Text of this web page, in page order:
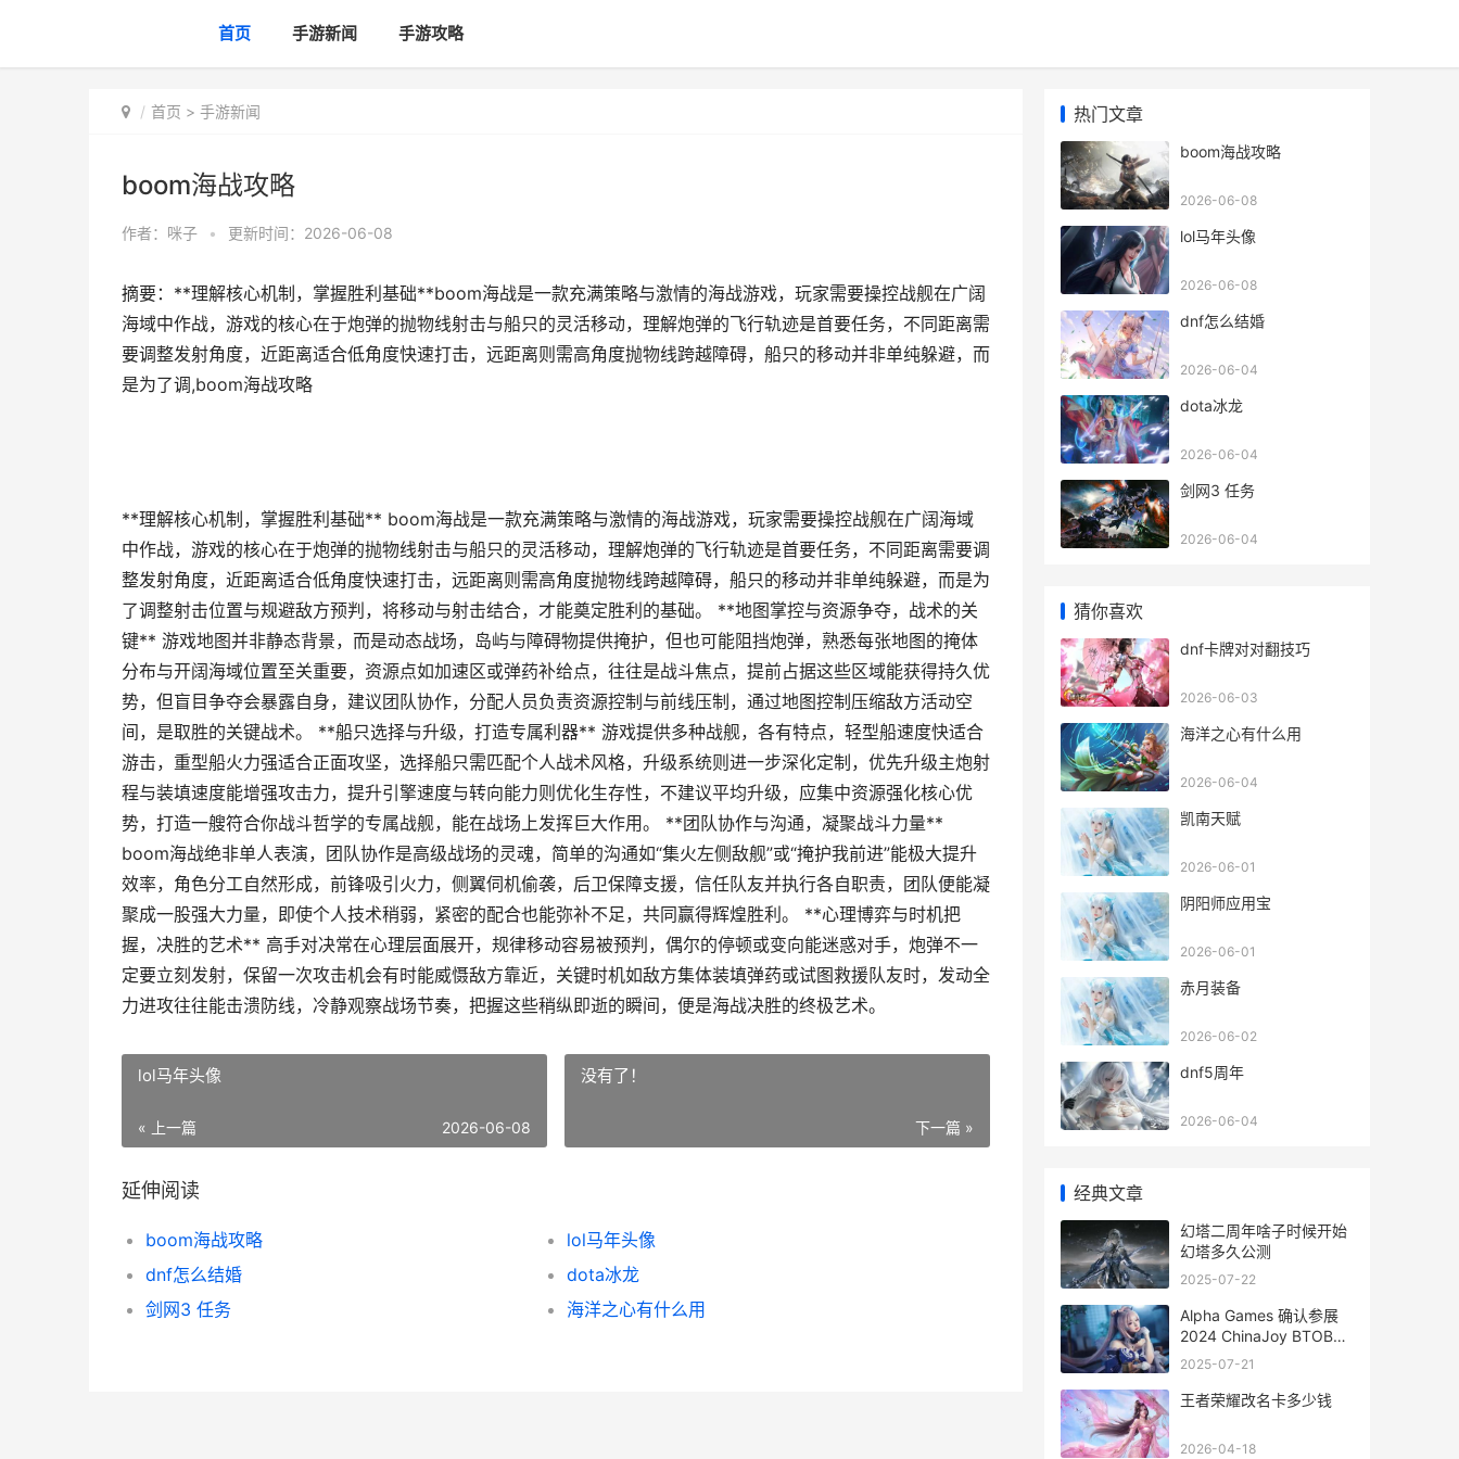
首页 手游新闻 手游攻略
首页 > 手游新闻
boom海战攻略
作者： 咪子 • 更新时间：2026-06-08
摘要：**理解核心机制，掌握胜利基础**boom海战是一款充满策略与激情的海战游戏，玩家需要操控战舰在广阔
海域中作战，游戏的核心在于炮弹的抛物线射击与船只的灵活移动，理解炮弹的飞行轨迹是首要任务，不同距离需
要调整发射角度，近距离适合低角度快速打击，远距离则需高角度抛物线跨越障碍，船只的移动并非单纯躲避，而
是为了调,boom海战攻略
**理解核心机制，掌握胜利基础** boom海战是一款充满策略与激情的海战游戏，玩家需要操控战舰在广阔海域
中作战，游戏的核心在于炮弹的抛物线射击与船只的灵活移动，理解炮弹的飞行轨迹是首要任务，不同距离需要调
整发射角度，近距离适合低角度快速打击，远距离则需高角度抛物线跨越障碍，船只的移动并非单纯躲避，而是为
了调整射击位置与规避敌方预判，将移动与射击结合，才能奠定胜利的基础。 **地图掌控与资源争夺，战术的关
键** 游戏地图并非静态背景，而是动态战场，岛屿与障碍物提供掩护，但也可能阻挡炮弹，熟悉每张地图的掩体
分布与开阔海域位置至关重要，资源点如加速区或弹药补给点，往往是战斗焦点，提前占据这些区域能获得持久优
势，但盲目争夺会暴露自身，建议团队协作，分配人员负责资源控制与前线压制，通过地图控制压缩敌方活动空
间，是取胜的关键战术。 **船只选择与升级，打造专属利器** 游戏提供多种战舰，各有特点，轻型船速度快适合
游击，重型船火力强适合正面攻坚，选择船只需匹配个人战术风格，升级系统则进一步深化定制，优先升级主炮射
程与装填速度能增强攻击力，提升引擎速度与转向能力则优化生存性，不建议平均升级，应集中资源强化核心优
势，打造一艘符合你战斗哲学的专属战舰，能在战场上发挥巨大作用。 **团队协作与沟通，凝聚战斗力量**
boom海战绝非单人表演，团队协作是高级战场的灵魂，简单的沟通如“集火左侧敌舰”或“掩护我前进”能极大提升
效率，角色分工自然形成，前锋吸引火力，侧翼伺机偷袭，后卫保障支援，信任队友并执行各自职责，团队便能凝
聚成一股强大力量，即使个人技术稍弱，紧密的配合也能弥补不足，共同赢得辉煌胜利。 **心理博弈与时机把
握，决胜的艺术** 高手对决常在心理层面展开，规律移动容易被预判，偶尔的停顿或变向能迷惑对手，炮弹不一
定要立刻发射，保留一次攻击机会有时能威慑敌方靠近，关键时机如敌方集体装填弹药或试图救援队友时，发动全
力进攻往往能击溃防线，冷静观察战场节奏，把握这些稍纵即逝的瞬间，便是海战决胜的终极艺术。
lol马年头像
« 上一篇 2026-06-08
没有了！
下一篇 »
延伸阅读
boom海战攻略
lol马年头像
dnf怎么结婚
dota冰龙
剑网3 任务
海洋之心有什么用
热门文章
boom海战攻略
2026-06-08
lol马年头像
2026-06-08
dnf怎么结婚
2026-06-04
dota冰龙
2026-06-04
剑网3 任务
2026-06-04
猜你喜欢
dnf卡牌对对翻技巧
2026-06-03
海洋之心有什么用
2026-06-04
凯南天赋
2026-06-01
阴阳师应用宝
2026-06-01
赤月装备
2026-06-02
dnf5周年
2026-06-04
经典文章
幻塔二周年啥子时候开始
幻塔多久公测
2025-07-22
Alpha Games 确认参展
2024 ChinaJoy BTOB，
提供游戏本地化一站式服
2025-07-21
王者荣耀改名卡多少钱
2026-04-18